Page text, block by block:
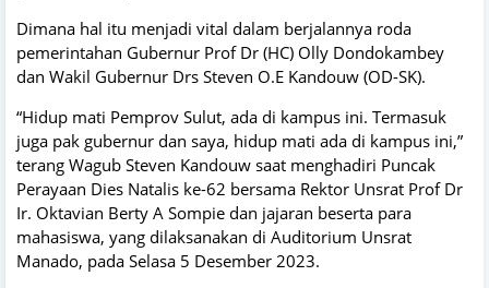
Dimana hal itu menjadi vital dalam berjalannya roda
pemerintahan Gubernur Prof Dr (HC) Olly Dondokambey
dan Wakil Gubernur Drs Steven O.E Kandouw (OD-SK).
“Hidup mati Pemprov Sulut, ada di kampus ini. Termasuk
juga pak gubernur dan saya, hidup mati ada di kampus ini,”
terang Wagub Steven Kandouw saat menghadiri Puncak
Perayaan Dies Natalis ke-62 bersama Rektor Unsrat Prof Dr
Ir. Oktavian Berty A Sompie dan jajaran beserta para
mahasiswa, yang dilaksanakan di Auditorium Unsrat
Manado, pada Selasa 5 Desember 2023.